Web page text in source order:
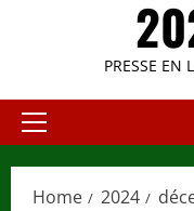
PRESSE EN
Primary
Home 2024